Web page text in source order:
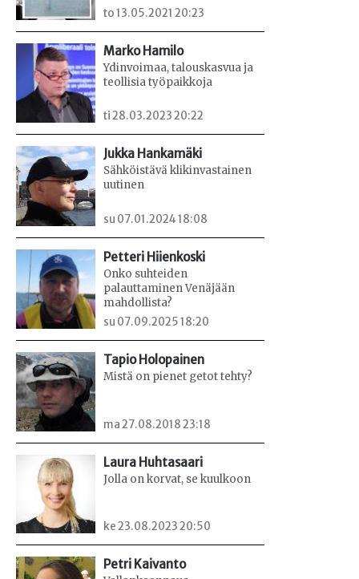
to 13.05.2021 20:23
Marko Hamilo
Ydinvoimaa, talouskasvua ja
teollisia työpaikkoja
ti 28.03.2023 20:22
Jukka Hankamäki
Sähköistävä klikinvastainen
uutinen
su 07.01.2024 18:08
Petteri Hiienkoski
Onko suhteiden
palauttaminen Venäjään
mahdollista?
su 07.09.2025 18:20
Tapio Holopainen
Mistä on pienet getot tehty?
ma 27.08.2018 23:18
Laura Huhtasaari
Jolla on korvat, se kuulkoon
ke 23.08.2023 20:50
Petri Kaivanto